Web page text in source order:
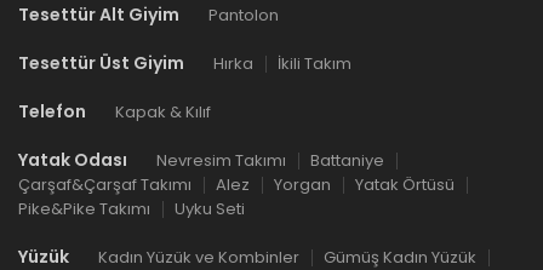
Tesettür Alt Giyim Pantolon
Tesettür Üst Giyim Hırka İkili Takım
Telefon Kapak & Kılıf
Yatak Odası Nevresim Takımı
Battaniye
Çarşaf&Çarşaf Takımı
Alez Yorgan
Yatak Örtüsü
Pike&Pike Takımı
Uyku Seti
Yüzük Kadın Yüzük ve Kombinler
Gümüş Kadın Yüzük